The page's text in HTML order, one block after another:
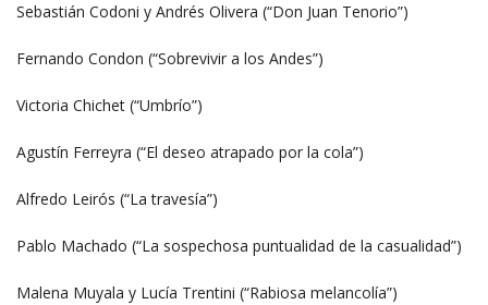
Sebastián Codoni y Andrés Olivera (“Don Juan Tenorio”)
Fernando Condon (“Sobrevivir a los Andes”)
Victoria Chichet (“Umbrío”)
Agustín Ferreyra (“El deseo atrapado por la cola”)
Alfredo Leirós (“La travesía”)
Pablo Machado (“La sospechosa puntualidad de la casualidad”)
Malena Muyala y Lucía Trentini (“Rabiosa melancolía”)